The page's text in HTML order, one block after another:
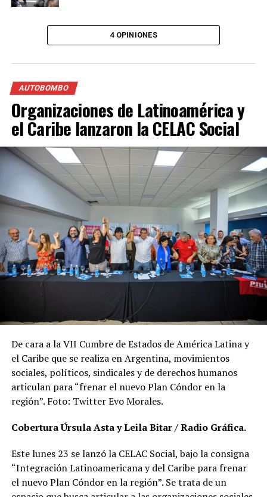
4 OPINIONES
AUTOBOMBO
Organizaciones de Latinoamérica y
el Caribe lanzaron la CELAC Social
De cara a la VII Cumbre de Estados de América Latina y
el Caribe que se realiza en Argentina, movimientos
sociales, políticos, sindicales y de derechos humanos
articulan para “frenar el nuevo Plan Cóndor en la
región”. Foto: Twitter Evo Morales.
Cobertura Úrsula Asta y Leila Bitar / Radio Gráfica.
Este lunes 23 se lanzó la CELAC Social, bajo la consigna
“Integración Latinoamericana y del Caribe para frenar
el nuevo Plan Cóndor en la región”. Se trata de un